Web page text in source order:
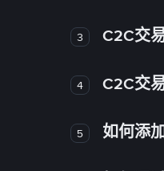
3 C2C交
4 C2C交
5 如何添